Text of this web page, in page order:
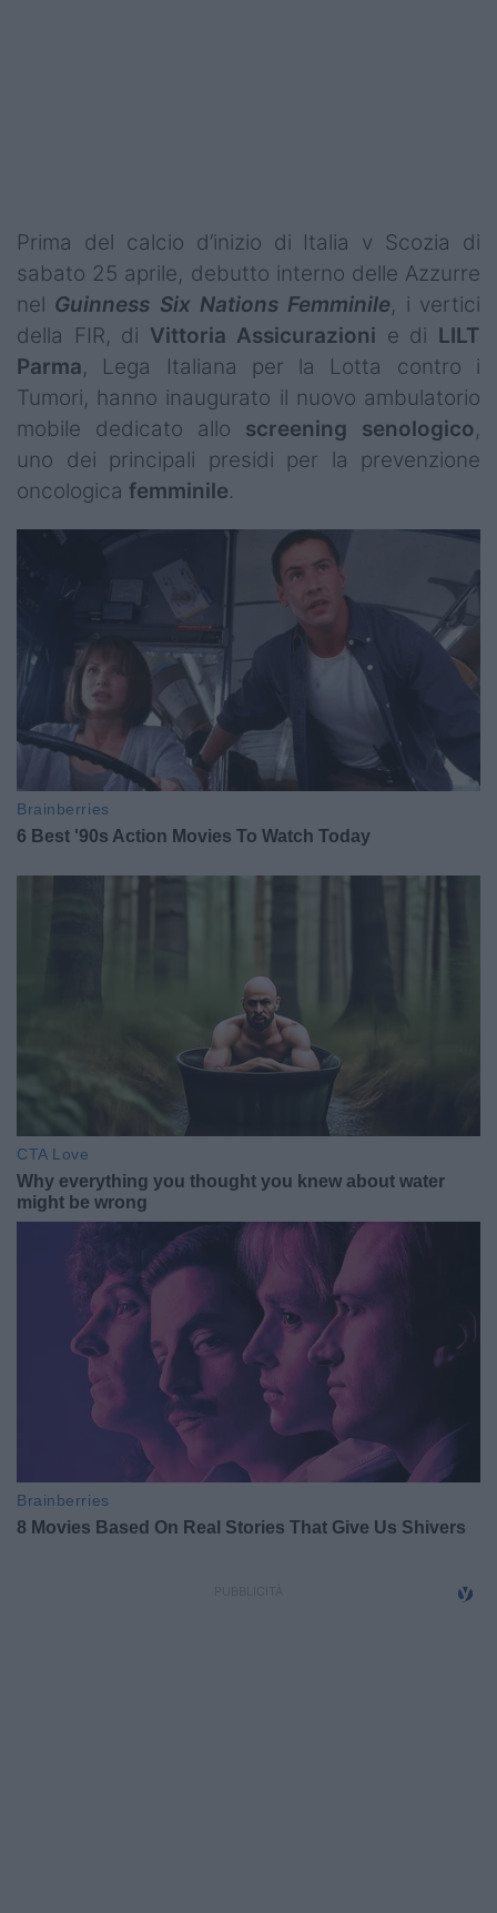
Prima del calcio d’inizio di Italia v Scozia di
sabato 25 aprile, debutto interno delle Azzurre
nel Guinness Six Nations Femminile, i vertici
della FIR, di Vittoria Assicurazioni e di LILT
Parma, Lega Italiana per la Lotta contro i
Tumori, hanno inaugurato il nuovo ambulatorio
mobile dedicato allo screening senologico,
uno dei principali presidi per la prevenzione
oncologica femminile.